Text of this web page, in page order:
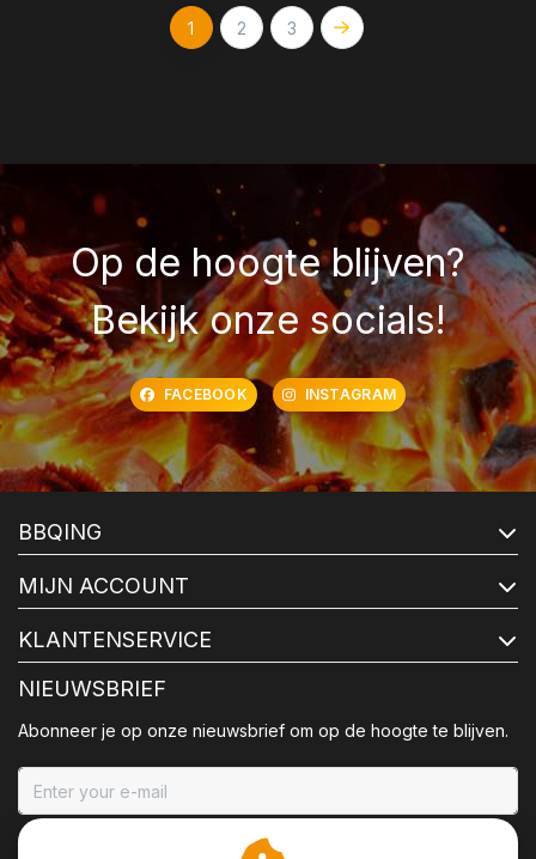
1 2 3
Op de hoogte blijven?
Bekijk onze socials!
FACEBOOK INSTAGRAM
BBQING
MIJN ACCOUNT
KLANTENSERVICE
NIEUWSBRIEF
Abonneer je op onze nieuwsbrief om op de hoogte te blijven.